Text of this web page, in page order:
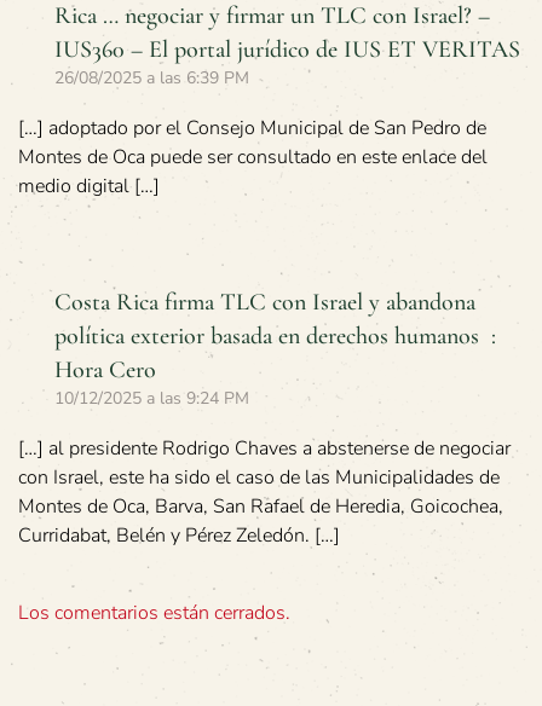
Rica … negociar y firmar un TLC con Israel? –
IUS360 – El portal jurídico de IUS ET VERITAS
26/08/2025 a las 6:39 PM
[…] adoptado por el Consejo Municipal de San Pedro de
Montes de Oca puede ser consultado en este enlace del
medio digital […]
Costa Rica firma TLC con Israel y abandona
política exterior basada en derechos humanos :
Hora Cero
10/12/2025 a las 9:24 PM
[…] al presidente Rodrigo Chaves a abstenerse de negociar
con Israel, este ha sido el caso de las Municipalidades de
Montes de Oca, Barva, San Rafael de Heredia, Goicochea,
Curridabat, Belén y Pérez Zeledón. […]
Los comentarios están cerrados.